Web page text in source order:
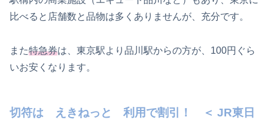
比べると店舗数と品物は多くありませんが、充分です。
また特急券は、東京駅より品川駅からの方が、100円ぐら
いお安くなります。
切符は えきねっと 利用で割引！ ＜ JR東日